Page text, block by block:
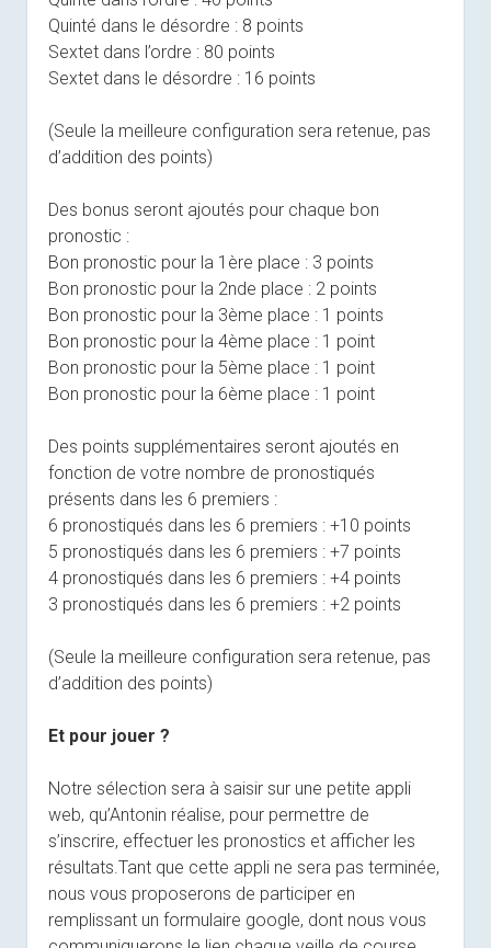
Quinté dans le désordre : 8 points
Sextet dans l’ordre : 80 points
Sextet dans le désordre : 16 points
(Seule la meilleure configuration sera retenue, pas
d’addition des points)
Des bonus seront ajoutés pour chaque bon
pronostic :
Bon pronostic pour la 1ère place : 3 points
Bon pronostic pour la 2nde place : 2 points
Bon pronostic pour la 3ème place : 1 points
Bon pronostic pour la 4ème place : 1 point
Bon pronostic pour la 5ème place : 1 point
Bon pronostic pour la 6ème place : 1 point
Des points supplémentaires seront ajoutés en
fonction de votre nombre de pronostiqués
présents dans les 6 premiers :
6 pronostiqués dans les 6 premiers : +10 points
5 pronostiqués dans les 6 premiers : +7 points
4 pronostiqués dans les 6 premiers : +4 points
3 pronostiqués dans les 6 premiers : +2 points
(Seule la meilleure configuration sera retenue, pas
d’addition des points)
Et pour jouer ?
Notre sélection sera à saisir sur une petite appli
web, qu’Antonin réalise, pour permettre de
s’inscrire, effectuer les pronostics et afficher les
résultats.Tant que cette appli ne sera pas terminée,
nous vous proposerons de participer en
remplissant un formulaire google, dont nous vous